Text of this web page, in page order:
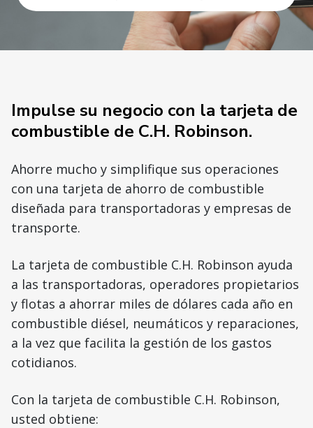
Impulse su negocio con la tarjeta de
combustible de C.H. Robinson.
Ahorre mucho y simplifique sus operaciones
con una tarjeta de ahorro de combustible
diseñada para transportadoras y empresas de
transporte.
La tarjeta de combustible C.H. Robinson ayuda
a las transportadoras, operadores propietarios
y flotas a ahorrar miles de dólares cada año en
combustible diésel, neumáticos y reparaciones,
a la vez que facilita la gestión de los gastos
cotidianos.
Con la tarjeta de combustible C.H. Robinson,
usted obtiene: